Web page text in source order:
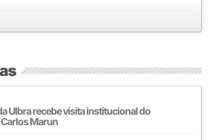
Ulbra recebe visita institucional do
Marun